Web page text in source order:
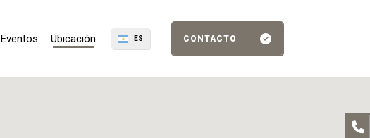
Eventos Ubicación ES CONTACTO